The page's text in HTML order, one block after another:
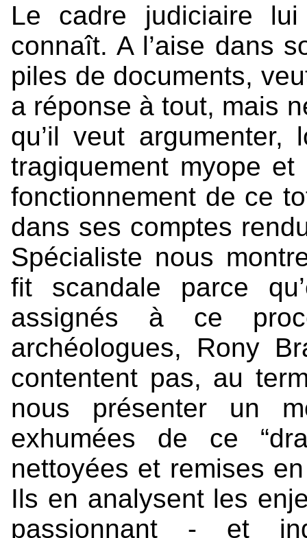
Le cadre judiciaire
connaît. A l’aise dans
piles de documents,
a réponse à tout, mais
qu’il veut
tragiquement myope
fonctionnement de ce
dans ses comptes
Spécialiste nous
fit scandale parce
assignés à ce
archéologues, Rony
contentent pas, au
nous présenter un
exhumées de ce
nettoyées et remises
Ils en analysent les
passionnant - et